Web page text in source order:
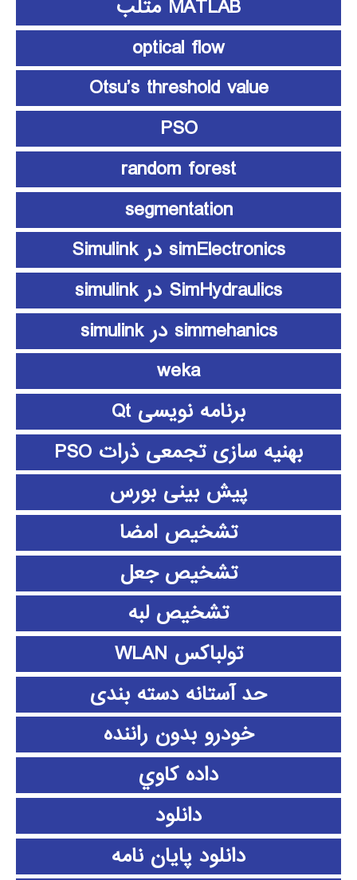
MATLAB متلب
optical flow
Otsu’s threshold value
PSO
random forest
segmentation
simElectronics در Simulink
SimHydraulics در simulink
simmehanics در simulink
weka
برنامه نویسی Qt
بهنیه سازی تجمعی ذرات PSO
پیش بینی بورس
تشخیص امضا
تشخیص جعل
تشخیص لبه
تولباکس WLAN
حد آستانه دسته بندی
خودرو بدون راننده
داده كاوي
دانلود
دانلود پايان نامه